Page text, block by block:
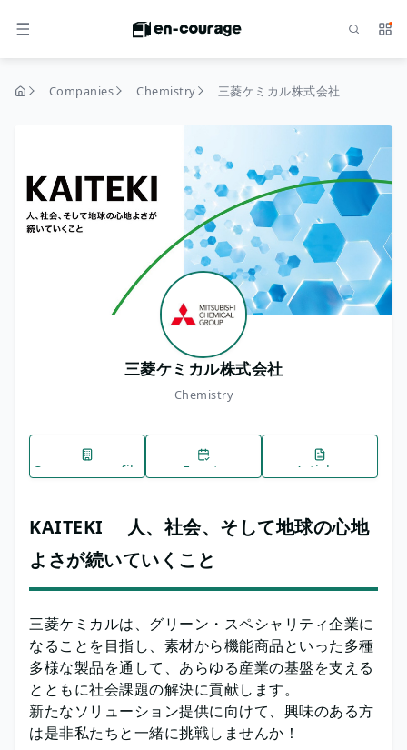
MENU Search
home Companies Chemistry 三菱ケミカル株式会社
三菱ケミカル株式会社
Chemistry
Company profile Events Articles
KAITEKI 人、社会、そして地球の心地
よさが続いていくこと
三菱ケミカルは、グリーン・スペシャリティ企業に
なることを目指し、素材から機能商品といった多種
多様な製品を通して、あらゆる産業の基盤を支える
とともに社会課題の解決に貢献します。
新たなソリューション提供に向けて、興味のある方
は是非私たちと一緒に挑戦しませんか！